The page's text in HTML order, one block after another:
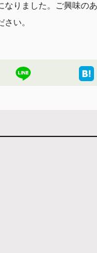
なりました。ご興味の